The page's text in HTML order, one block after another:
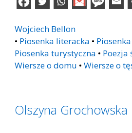
Wojciech Bellon
• Piosenka literacka •
Piosenka turystyczna • Poezja
Wiersze o domu • Wiersze o
Olszyna Grochowska